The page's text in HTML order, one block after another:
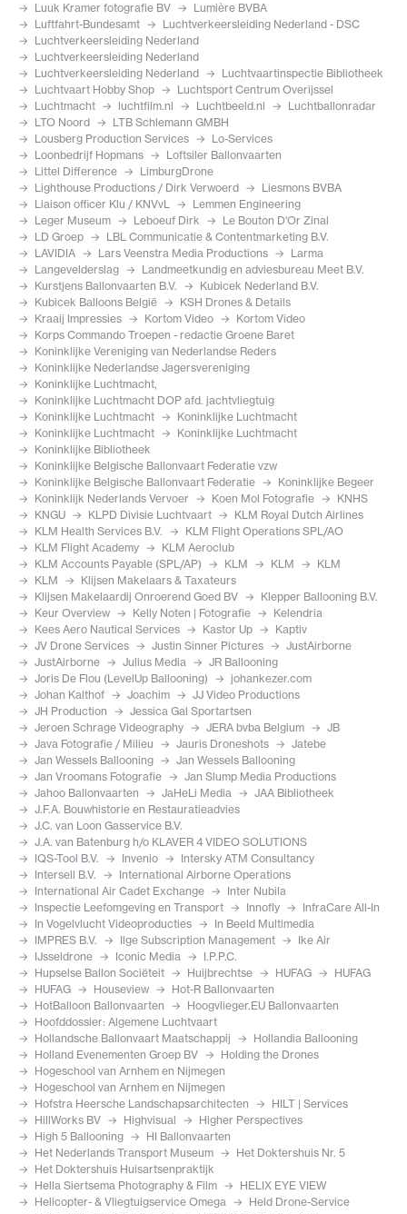
Luuk Kramer fotografie BV
Lumière BVBA
Luftfahrt-Bundesamt
Luchtverkeersleiding Nederland - DSC
Luchtverkeersleiding Nederland
Luchtverkeersleiding Nederland
Luchtverkeersleiding Nederland
Luchtvaartinspectie Bibliotheek
Luchtvaart Hobby Shop
Luchtsport Centrum Overijssel
Luchtmacht
luchtfilm.nl Luchtbeeld.nl
Luchtballonradar
LTO Noord
LTB Schlemann GMBH
Lousberg Production Services
Lo-Services
Loonbedrijf Hopmans
Loftsiler Ballonvaarten
Littel Difference
LimburgDrone
Lighthouse Productions / Dirk Verwoerd
Liesmons BVBA
Liaison officer Klu / KNVvL
Lemmen Engineering
Leger Museum
Leboeuf Dirk
Le Bouton D'Or Zinal
LD Groep
LBL Communicatie & Contentmarketing B.V.
LAVIDIA
Lars Veenstra Media Productions
Larma
Langevelderslag
Landmeetkundig en adviesbureau Meet B.V.
Kurstjens Ballonvaarten B.V.
Kubicek Nederland B.V.
Kubicek Balloons België
KSH Drones & Details
Kraaij Impressies
Kortom Video
Kortom Video
Korps Commando Troepen - redactie Groene Baret
Koninklijke Vereniging van Nederlandse Reders
Koninklijke Nederlandse Jagersvereniging
Koninklijke Luchtmacht,
Koninklijke Luchtmacht DOP afd. jachtvliegtuig
Koninklijke Luchtmacht
Koninklijke Luchtmacht
Koninklijke Luchtmacht
Koninklijke Luchtmacht
Koninklijke Bibliotheek
Koninklijke Belgische Ballonvaart Federatie vzw
Koninklijke Belgische Ballonvaart Federatie
Koninklijke Begeer
Koninklijk Nederlands Vervoer
Koen Mol Fotografie
KNHS
KNGU
KLPD Divisie Luchtvaart
KLM Royal Dutch Airlines
KLM Health Services B.V.
KLM Flight Operations SPL/AO
KLM Flight Academy
KLM Aeroclub
KLM Accounts Payable (SPL/AP)
KLM KLM
KLM
KLM
Klijsen Makelaars & Taxateurs
Klijsen Makelaardij Onroerend Goed BV
Klepper Ballooning B.V.
Keur Overview
Kelly Noten | Fotografie
Kelendria
Kees Aero Nautical Services
Kastor Up
Kaptiv
JV Drone Services
Justin Sinner Pictures
JustAirborne
JustAirborne
Julius Media
JR Ballooning
Joris De Flou (LevelUp Ballooning)
johankezer.com
Johan Kalthof
Joachim
JJ Video Productions
JH Production
Jessica Gal Sportartsen
Jeroen Schrage Videography
JERA bvba Belgium
JB
Java Fotografie / Milieu
Jauris Droneshots
Jatebe
Jan Wessels Ballooning
Jan Wessels Ballooning
Jan Vroomans Fotografie
Jan Slump Media Productions
Jahoo Ballonvaarten
JaHeLi Media
JAA Bibliotheek
J.F.A. Bouwhistorie en Restauratieadvies
J.C. van Loon Gasservice B.V.
J.A. van Batenburg h/o KLAVER 4 VIDEO SOLUTIONS
IQS-Tool B.V.
Invenio
Intersky ATM Consultancy
Intersell B.V.
International Airborne Operations
International Air Cadet Exchange
Inter Nubila
Inspectie Leefomgeving en Transport
Innofly
InfraCare All-In
In Vogelvlucht Videoproducties
In Beeld Multimedia
IMPRES B.V.
Ilge Subscription Management
Ike Air
IJsseldrone
Iconic Media
I.P.P.C.
Hupselse Ballon Sociëteit
Huijbrechtse HUFAG
HUFAG
HUFAG
Houseview
Hot-R Ballonvaarten
HotBalloon Ballonvaarten
Hoogvlieger.EU Ballonvaarten
Hoofddossier: Algemene Luchtvaart
Hollandsche Ballonvaart Maatschappij
Hollandia Ballooning
Holland Evenementen Groep BV
Holding the Drones
Hogeschool van Arnhem en Nijmegen
Hogeschool van Arnhem en Nijmegen
Hofstra Heersche Landschapsarchitecten
HILT | Services
HillWorks BV
Highvisual
Higher Perspectives
High 5 Ballooning
HI Ballonvaarten
Het Nederlands Transport Museum
Het Doktershuis Nr. 5
Het Doktershuis Huisartsenpraktijk
Hella Siertsema Photography & Film
HELIX EYE VIEW
Helicopter- & Vliegtuigservice Omega
Held Drone-Service